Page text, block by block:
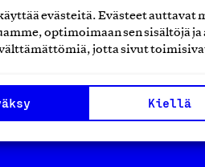
evästeitä. Evästeet auttavat
optimoimaan sen sisältöjä
välttämättömiä, jotta sivut
Kiellä
sitten edistämään
ylpeyttä
työ yhdistää ihmisiä ja
rakastamme työtä!